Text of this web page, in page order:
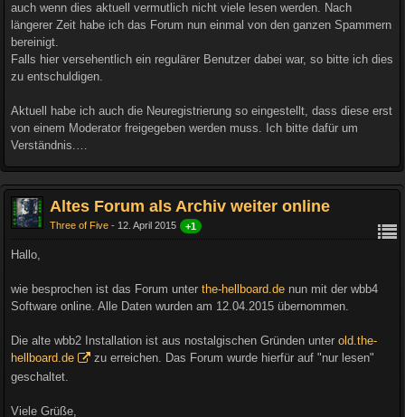
auch wenn dies aktuell vermutlich nicht viele lesen werden. Nach
längerer Zeit habe ich das Forum nun einmal von den ganzen Spammern
bereinigt.
Falls hier versehentlich ein regulärer Benutzer dabei war, so bitte ich dies
zu entschuldigen.
Aktuell habe ich auch die Neuregistrierung so eingestellt, dass diese erst
von einem Moderator freigegeben werden muss. Ich bitte dafür um
Verständnis.…
Altes Forum als Archiv weiter online
Three of Five 12. April 2015 +1
Hallo,
wie besprochen ist das Forum unter the-hellboard.de nun mit der wbb4
Software online. Alle Daten wurden am 12.04.2015 übernommen.
Die alte wbb2 Installation ist aus nostalgischen Gründen unter old.the-
hellboard.de
zu erreichen. Das Forum wurde hierfür auf "nur lesen"
geschaltet.
Viele Grüße,